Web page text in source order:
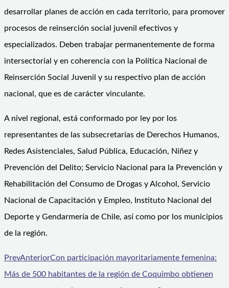
desarrollar planes de acción en cada territorio, para promover
procesos de reinserción social juvenil efectivos y
especializados. Deben trabajar permanentemente de forma
intersectorial y en coherencia con la Política Nacional de
Reinserción Social Juvenil y su respectivo plan de acción
nacional, que es de carácter vinculante.
A nivel regional, está conformado por ley por los
representantes de las subsecretarías de Derechos Humanos,
Redes Asistenciales, Salud Pública, Educación, Niñez y
Prevención del Delito; Servicio Nacional para la Prevención y
Rehabilitación del Consumo de Drogas y Alcohol, Servicio
Nacional de Capacitación y Empleo, Instituto Nacional del
Deporte y Gendarmería de Chile, así como por los municipios
de la región.
PrevAnteriorCon participación mayoritariamente femenina:
Más de 500 habitantes de la región de Coquimbo obtienen